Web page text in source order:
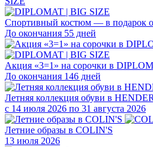
Спортивный костюм — в подарок
До окончания 55 дней
Акция «3=1» на сорочки в
До окончания 146 дней
Летняя коллекция обуви в
с 14 июля 2026 по 31 августа 2026
Летние образы в COLIN'S
13 июля 2026